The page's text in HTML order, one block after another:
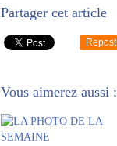
Partager cet article
Repost
Vous aimerez aussi :